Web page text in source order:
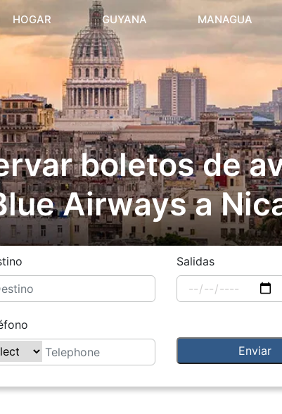
HOGAR (current) GUYANA MANAGUA
boletos de
Airways a
Salidas